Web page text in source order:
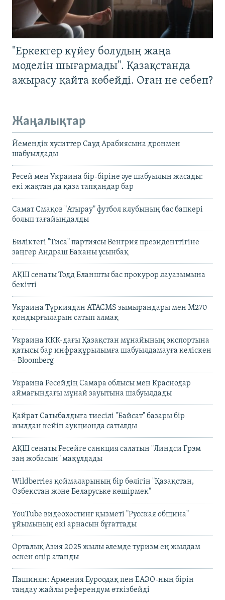
"Еркектер күйеу болудың жаңа
моделін шығармады". Қазақстанда
ажырасу қайта көбейді. Оған не себеп?
Жаңалықтар
Йемендік хуситтер Сауд Арабиясына дронмен
шабуылдады
Ресей мен Украина бір-біріне әуе шабуылын жасады:
екі жақтан да қаза тапқандар бар
Самат Смақов "Атырау" футбол клубының бас бапкері
болып тағайындалды
Биліктегі "Тиса" партиясы Венгрия президенттігіне
заңгер Андраш Баканы ұсынбақ
АҚШ сенаты Тодд Бланшты бас прокурор лауазымына
бекітті
Украина Түркиядан ATACMS зымырандары мен M270
қондырғыларын сатып алмақ
Украина КҚК-дағы Қазақстан мұнайының экспортына
қатысы бар инфрақұрылымға шабуылдамауға келіскен
– Bloomberg
Украина Ресейдің Самара облысы мен Краснодар
аймағындағы мұнай зауытына шабуылдады
Қайрат Сатыбалдыға тиесілі "Байсат" базары бір
жылдан кейін аукционда сатылды
АҚШ сенаты Ресейге санкция салатын "Линдси Грэм
заң жобасын" мақұлдады
Wildberries қоймаларының бір бөлігін "Қазақстан,
Өзбекстан және Беларуське көшірмек"
YouTube видеохостинг қызметі "Русская община"
ұйымының екі арнасын бұғаттады
Орталық Азия 2025 жылы әлемде туризм ең жылдам
өскен өңір атанды
Пашинян: Армения Еуроодақ пен ЕАЭО-ның бірін
таңдау жайлы референдум өткізбейді